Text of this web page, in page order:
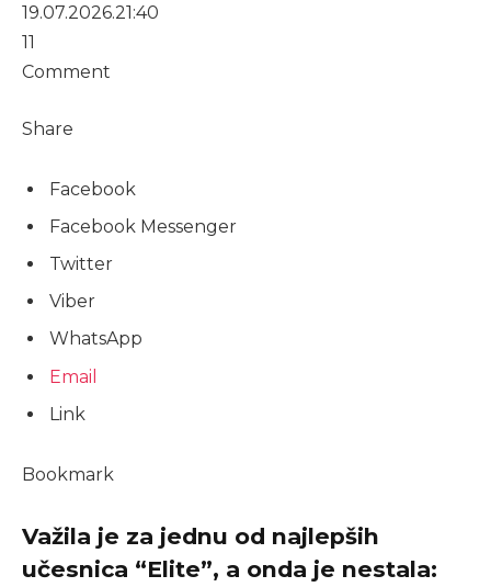
19.07.2026.21:40
11
Comment
Share
Facebook
Facebook Messenger
Twitter
Viber
WhatsApp
Email
Link
Bookmark
Važila je za jednu od najlepših
učesnica “Elite”, a onda je nestala: